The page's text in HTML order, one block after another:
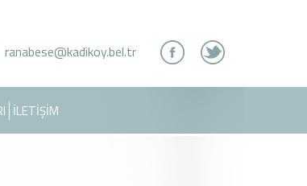
ranabese@kadikoy.bel.tr
İLETİŞİM